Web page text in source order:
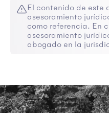
El contenido de este
asesoramiento
como referencia. En
asesoramiento
abogado en la